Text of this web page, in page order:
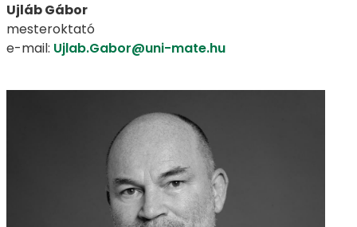
Ujláb Gábor
mesteroktató
e-mail: Ujlab.Gabor@uni-mate.hu